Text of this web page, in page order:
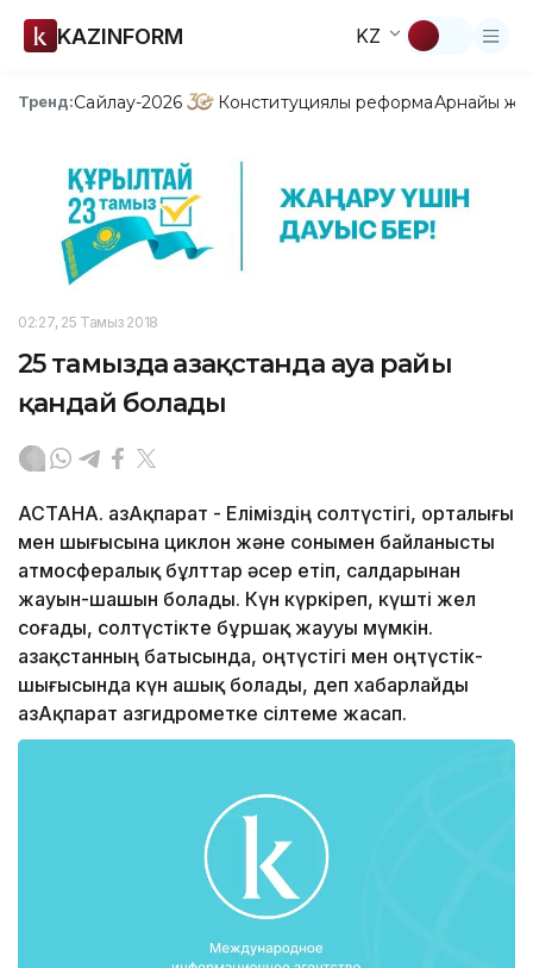
KAZINFORM KZ
Тренд:Сайлау-2026 Конституциялық реформаАрнайы
02:27, 25 Тамыз 2018
25 тамызда Қазақстанда ауа райы
қандай болады
АСТАНА. ҚазАқпарат - Еліміздің солтүстігі, орталығы
мен шығысына циклон және сонымен байланысты
атмосфералық бұлттар әсер етіп, салдарынан
жауын-шашын болады. Күн күркіреп, күшті жел
соғады, солтүстікте бұршақ жаууы мүмкін.
Қазақстанның батысында, оңтүстігі мен оңтүстік-
шығысында күн ашық болады, деп хабарлайды
ҚазАқпарат Қазгидрометке сілтеме жасап.